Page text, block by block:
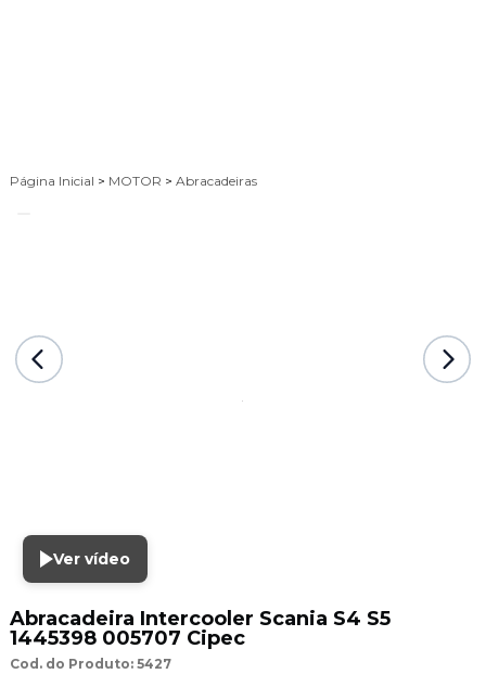
Página Inicial > MOTOR > Abracadeiras
Ver vídeo
Abracadeira Intercooler Scania S4 S5
1445398 005707 Cipec
Cod. do Produto: 5427